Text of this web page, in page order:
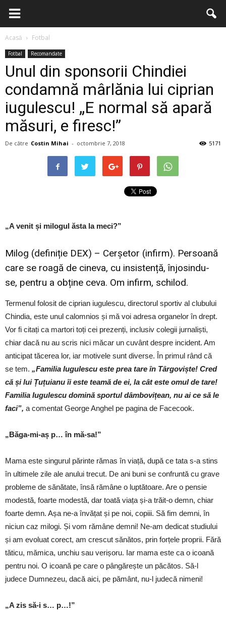
Acasă Fotbal
Fotbal Recomandate
Unul din sponsorii Chindiei
condamnă mârlănia lui ciprian
iugulescu! „E normal să apară
măsuri, e firesc!”
De către Costin Mihai - octombrie 7, 2018 5171
„A venit și milogul ăsta la meci?”
Milog (definiție DEX) – Cerșetor (infirm). Persoană
care se roagă de cineva, cu insistență, înjosindu-
se, pentru a obține ceva. Om infirm, schilod.
Termenul folosit de ciprian iugulescu, directorul sportiv al clubului
Chindia, este unul calomnios și mă voi adresa organelor în drept.
Vor fi citați ca martori toți cei prezenți, inclusiv colegii jurnaliști,
chiar dacă nu au scris nici măcar un cuvânt despre incident. Am
anticipat tăcerea lor, iar motivele sunt diverse. În primul rând că
se tem. „Familia Iugulescu este prea tare în Târgoviște! Cred
că și lui Țuțuianu îi este teamă de ei, la cât este omul de tare!
Familia Iugulescu domină sportul dâmbovițean, nu ai ce să le
faci”, a comentat George Anghel pe pagina de Facecook.
„Băga-mi-aș p… în mă-sa!”
Mama este singurul părinte rămas în viață, după ce tata s-a stins
în ultimele zile ale anului trecut. De ani buni se confruntă cu grave
probleme de sănătate, însă rămâne o luptătoare. Are o pensie
modestă, foarte modestă, dar toată viața și-a trăit-o demn, chiar
foarte demn. Așa ne-a învățat și pe noi, copiii. Să fim demni, în
niciun caz milogi. Și vom rămâne demni! Ne-am dedicat studiului
și am evoluat corect, am crescut sănătos, prin forțele proprii. Fără
tăticu, mămica, unchiu sau verișoru. Iar mama este ca o icoană
pentru noi. O icoană pe care o pângărește un păcătos. Să-l
judece Dumnezeu, dacă aici, pe pământ, nu-l judecă nimeni!
„A zis să-i s… p…!”